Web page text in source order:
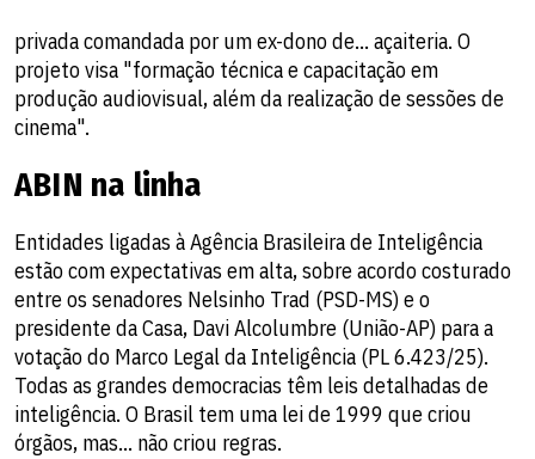
privada comandada por um ex-dono de... açaiteria. O
projeto visa "formação técnica e capacitação em
produção audiovisual, além da realização de sessões de
cinema".
ABIN na linha
Entidades ligadas à Agência Brasileira de Inteligência
estão com expectativas em alta, sobre acordo costurado
entre os senadores Nelsinho Trad (PSD-MS) e o
presidente da Casa, Davi Alcolumbre (União-AP) para a
votação do Marco Legal da Inteligência (PL 6.423/25).
Todas as grandes democracias têm leis detalhadas de
inteligência. O Brasil tem uma lei de 1999 que criou
órgãos, mas... não criou regras.